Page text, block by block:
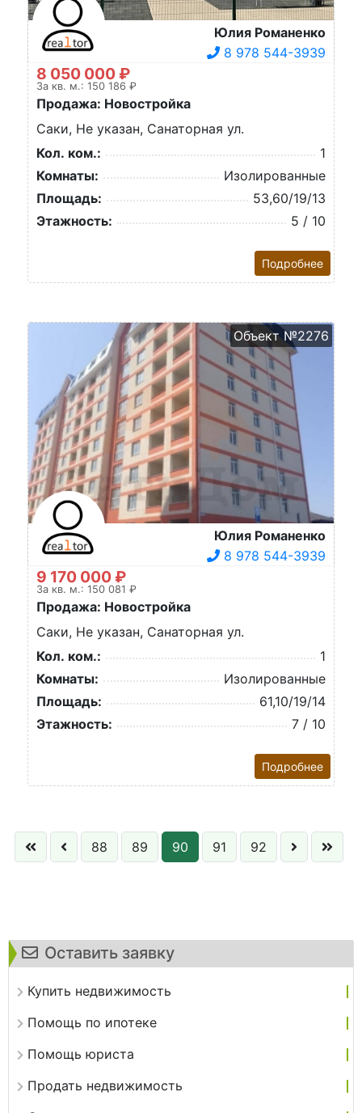
Оставить заявку
Купить недвижимость
Помощь по ипотеке
Помощь юриста
Продать недвижимость
Юлия Романенко
8 978 544-3939
8 050 000 ₽
За кв. м.: 150 186 ₽
Продажа: Новостройка
Саки, Не указан, Санаторная ул.
Кол. ком.:
1
Комнаты:
Изолированные
Площадь:
53,60/19/13
Этажность:
5 / 10
Подробнее
Объект №2276
Юлия Романенко
8 978 544-3939
9 170 000 ₽
За кв. м.: 150 081 ₽
Продажа: Новостройка
Саки, Не указан, Санаторная ул.
Кол. ком.:
1
Комнаты:
Изолированные
Площадь:
61,10/19/14
Этажность:
7 / 10
Подробнее
88 89 90 91 92